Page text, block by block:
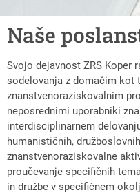
Naše
Svojo dejavnost ZRS Koper
sodelovanja z domačim kot
znanstvenoraziskovalnim
neposrednimi uporabniki
interdisciplinarnem
humanističnih,
znanstvenoraziskovalne
proučevanje specifičnih
in družbe v specifičnem